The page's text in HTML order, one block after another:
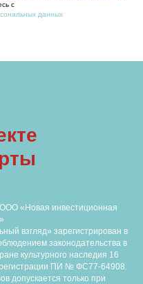
c
данных
«Новая инвестиционная
взгляд» зарегистрирован в
законодательства в
культурного наследия 16
ПИ № ФС77-64908.
допускается только при